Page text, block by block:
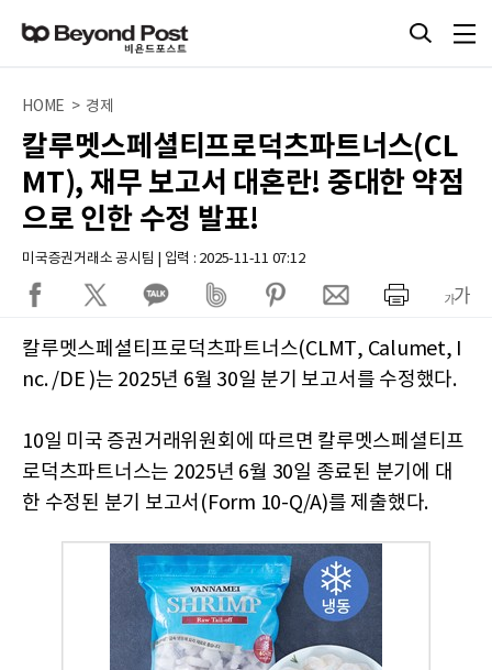
HOME > 경제
칼루멧스페셜티프로덕츠파트너스(CL
MT), 재무 보고서 대혼란! 중대한 약점
으로 인한 수정 발표!
미국증권거래소 공시팀 | 입력 : 2025-11-11 07:12
칼루멧스페셜티프로덕츠파트너스(CLMT, Calumet, I
nc. /DE )는 2025년 6월 30일 분기 보고서를 수정했다.
10일 미국 증권거래위원회에 따르면 칼루멧스페셜티프
로덕츠파트너스는 2025년 6월 30일 종료된 분기에 대
한 수정된 분기 보고서(Form 10-Q/A)를 제출했다.